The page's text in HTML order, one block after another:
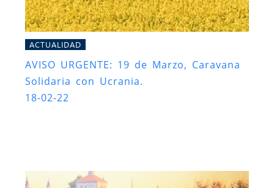
ACTUALIDAD
AVISO URGENTE: 19 de Marzo, Caravana
Solidaria con Ucrania.
18-02-22